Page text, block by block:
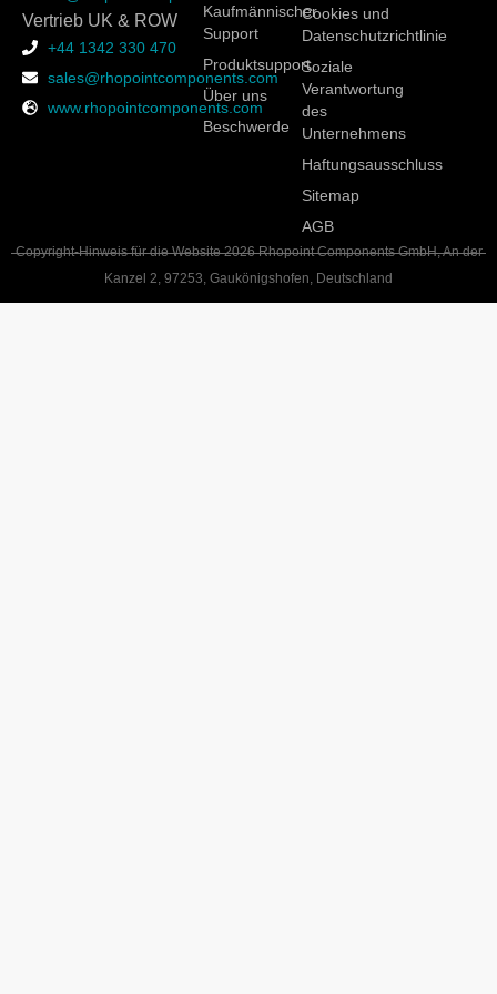
Vertrieb UK & ROW
+44 1342 330 470
sales@rhopointcomponents.com
www.rhopointcomponents.com
Kaufmännischer
Support
Produktsupport
Über uns
Beschwerde
Cookies und
Datenschutzrichtlinie
Soziale
Verantwortung
des
Unternehmens
Haftungsausschluss
Sitemap
AGB
Copyright-Hinweis für die Website 2026 Rhopoint Components GmbH, An der
Kanzel 2, 97253, Gaukönigshofen, Deutschland